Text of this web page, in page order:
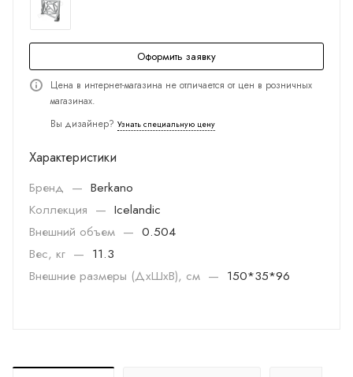
Оформить заявку
Цена в интернет-магазина не отличается от цен в розничных
магазинах.
Вы дизайнер? Узнать специальную цену
Характеристики
Бренд — Berkano
Коллекция — Icelandic
Внешний объем — 0.504
Вес, кг — 11.3
Внешние размеры (ДхШхВ), см — 150*35*96